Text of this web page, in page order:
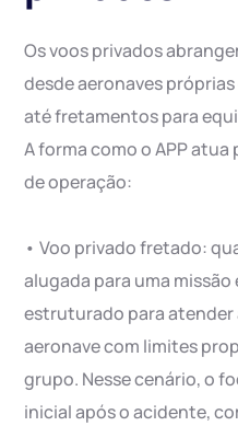
Os voos privados
desde aeronaves
até fretamentos para
A forma como o APP
de operação:
• Voo privado fretado:
alugada para uma missão
estruturado para atender
aeronave com limites
grupo. Nesse cenário, o
inicial após o acidente,